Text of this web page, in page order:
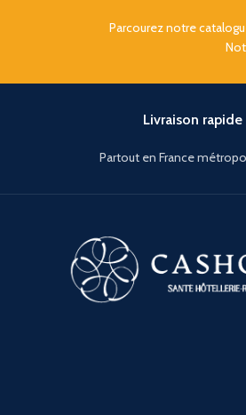
Parcourez notre
Livraison rapide
Partout en France